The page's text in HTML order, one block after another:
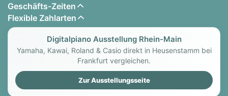
Geschäfts-Zeiten
Flexible Zahlarten
Digitalpiano Ausstellung Rhein-Main
Yamaha, Kawai, Roland & Casio direkt in Heusenstamm bei
Frankfurt vergleichen.
Zur Ausstellungsseite